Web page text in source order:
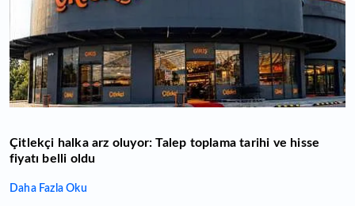
Çitlekçi halka arz oluyor: Talep toplama tarihi ve hisse
fiyatı belli oldu
Daha Fazla Oku